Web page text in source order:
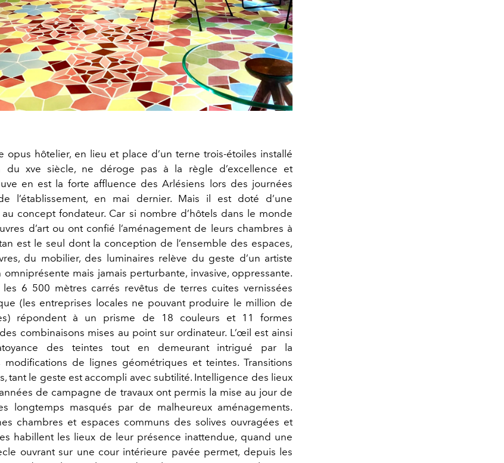
opus hôtelier, en lieu et place d’un terne trois-étoiles installé
du xve siècle, ne déroge pas à la règle d’excellence et
en est la forte affluence des Arlésiens lors des journées
l’établissement, en mai dernier. Mais il est doté d’une
concept fondateur. Car si nombre d’hôtels dans le monde
d’art ou ont confié l’aménagement de leurs chambres à
est le seul dont la conception de l’ensemble des espaces,
du mobilier, des luminaires relève du geste d’un artiste
omniprésente mais jamais perturbante, invasive, oppressante.
les 6 500 mètres carrés revêtus de terres cuites vernissées
(les entreprises locales ne pouvant produire le million de
répondent à un prisme de 18 couleurs et 11 formes
combinaisons mises au point sur ordinateur. L’œil est ainsi
des teintes tout en demeurant intrigué par la
modifications de lignes géométriques et teintes. Transitions
tant le geste est accompli avec subtilité. Intelligence des lieux
de campagne de travaux ont permis la mise au jour de
longtemps masqués par de malheureux aménagements.
chambres et espaces communs des solives ouvragées et
habillent les lieux de leur présence inattendue, quand une
ouvrant sur une cour intérieure pavée permet, depuis les